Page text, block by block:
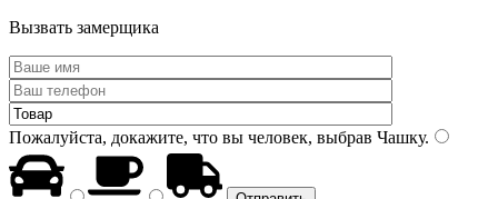
Вызвать замерщика
Пожалуйста, докажите, что вы человек, выбрав Чашку.